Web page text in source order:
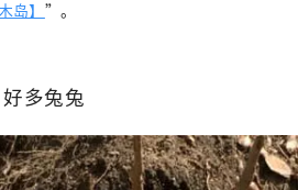
】 ”。
多兔兔